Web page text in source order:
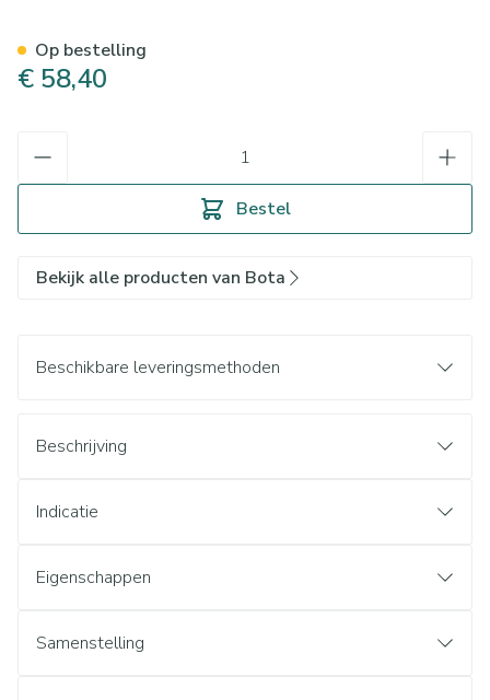
€ 58,40
Bestel
Op bestelling
Bekijk alle producten van Bota
Beschikbare leveringsmethoden
Beschrijving
Indicatie
Eigenschappen
Samenstelling